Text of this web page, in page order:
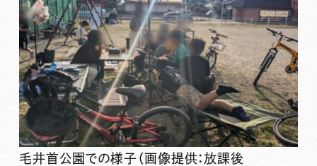
毛井首公園での様子（画像提供：放課後